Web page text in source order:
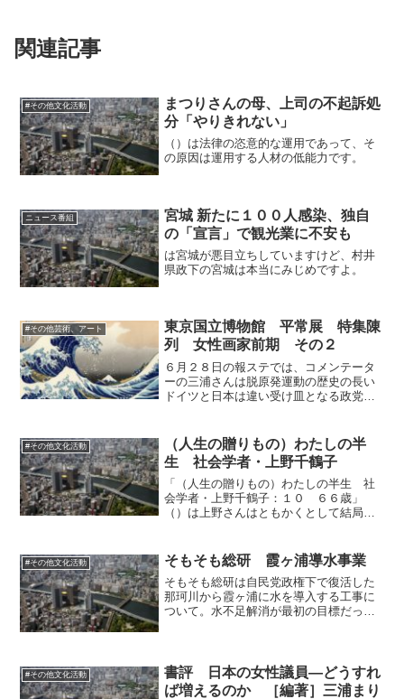
関連記事
#その他文化活動
まつりさんの母、上司の不起訴処
分「やりきれない」
（）は法律の恣意的な運用であって、そ
の原因は運用する人材の低能力です。
ニュース番組
宮城 新たに１００人感染、独自
の「宣言」で観光業に不安も
は宮城が悪目立ちしていますけど、村井
県政下の宮城は本当にみじめですよ。
#その他芸術、アート
東京国立博物館 平常展 特集陳
列 女性画家前期 その２
６月２８日の報ステでは、コメンテータ
ーの三浦さんは脱原発運動の歴史の長い
ドイツと日本は違い受け皿となる政党が
て転換して受け皿になりました。これは
やる気があれば一瞬にして...
#その他文化活動
（人生の贈りもの）わたしの半
生 社会学者・上野千鶴子
「（人生の贈りもの）わたしの半生 社
会学者・上野千鶴子：１０ ６６歳」
（）は上野さんはともかくとして結局、
意識が阻んでいるとしか思えないのよ。
というのはその通りでしょう...
#その他文化活動 そもそも総研 霞ヶ浦導水事業
そもそも総研は自民党政権下で復活した
那珂川から霞ヶ浦に水を導入する工事に
ついて。水不足解消が最初の目標だった
環境は蚊につながるとのこ...
#その他文化活動
書評 日本の女性議員―どうすれ
ば増えるのか ［編著］三浦まり